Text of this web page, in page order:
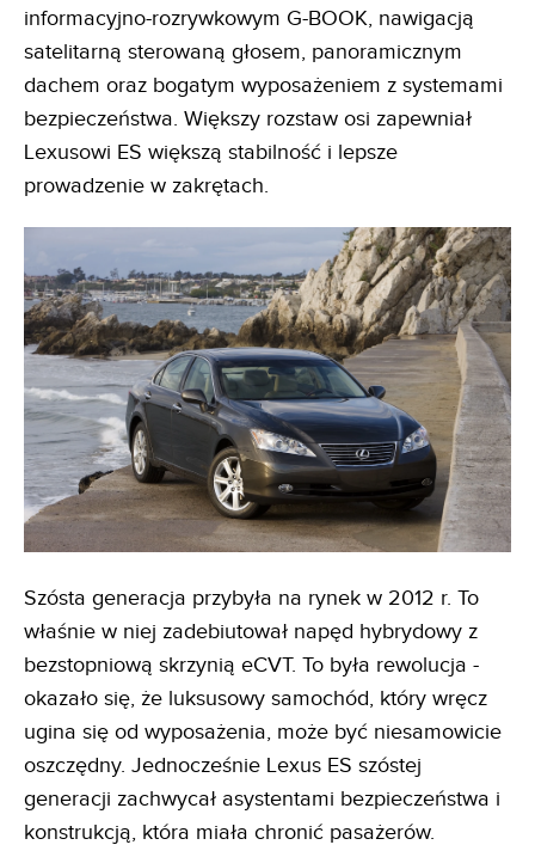
informacyjno-rozrywkowym G-BOOK, nawigacją
satelitarną sterowaną głosem, panoramicznym
dachem oraz bogatym wyposażeniem z systemami
bezpieczeństwa. Większy rozstaw osi zapewniał
Lexusowi ES większą stabilność i lepsze
prowadzenie w zakrętach.
Szósta generacja przybyła na rynek w 2012 r. To
właśnie w niej zadebiutował napęd hybrydowy z
bezstopniową skrzynią eCVT. To była rewolucja -
okazało się, że luksusowy samochód, który wręcz
ugina się od wyposażenia, może być niesamowicie
oszczędny. Jednocześnie Lexus ES szóstej
generacji zachwycał asystentami bezpieczeństwa i
konstrukcją, która miała chronić pasażerów.